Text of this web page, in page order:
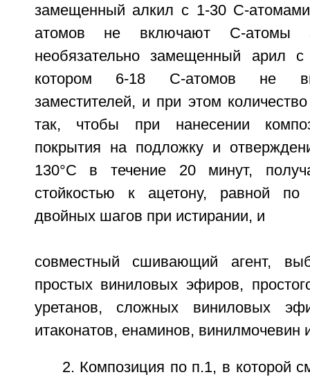
замещенный алкил с 1-30 C-
атомов не включают C-атомы
необязательно замещенный арил
котором 6-18 C-атомов не
заместителей, и при этом
так, чтобы при нанесении
покрытия на подложку и
130°C в течение 20 минут,
стойкостью к ацетону, равной
двойных шагов при истирании, и
совместный сшивающий агент,
простых виниловых эфиров,
уретанов, сложных виниловых
итаконатов, енаминов, винилмочевин
2. Композиция по п.1, в которой